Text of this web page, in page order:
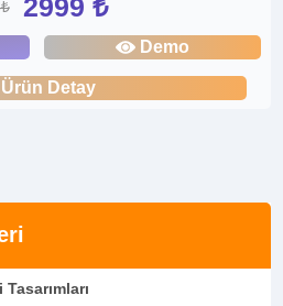
2999 ₺
Demo
Ürün Detay